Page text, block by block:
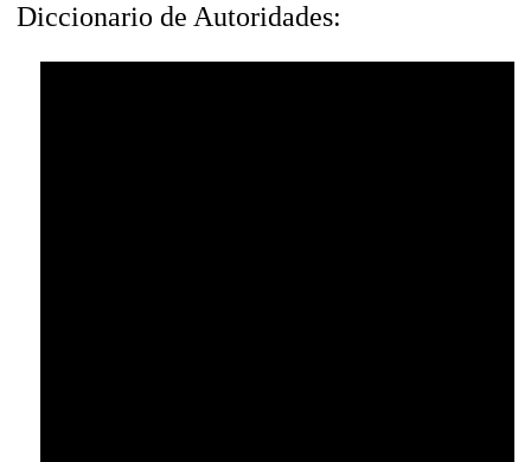
Diccionario de Autoridades: